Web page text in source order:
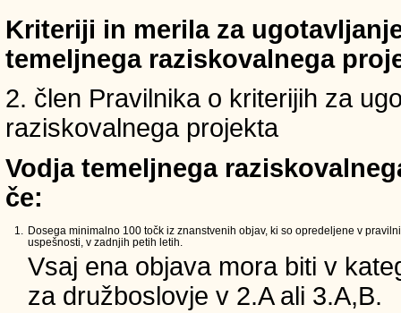
Kriteriji in merila za
temeljnega raziskovalnega
2. člen Pravilnika o kriterijih za
raziskovalnega projekta
Vodja temeljnega
če:
1. Dosega minimalno 100 točk iz znanstvenih objav, ki so opredeljene v
uspešnosti, v zadnjih petih letih.
Vsaj ena objava mora biti v
za družboslovje v 2.A ali 3.A,B.